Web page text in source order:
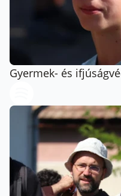
Gyermek- és